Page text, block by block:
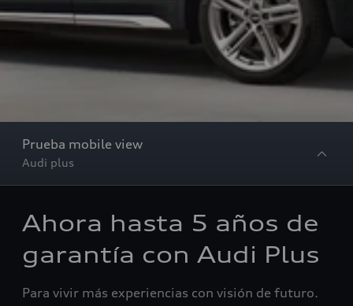
Prueba mobile view
Audi plus
Ahora hasta 5 años de
garantía con Audi Plus
Para vivir más experiencias con visión de futuro.